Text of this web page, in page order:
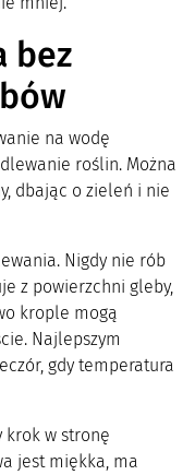
bez
na wodę
roślin. Można
dbając o zieleń i nie
Nigdy nie rób
z powierzchni gleby,
krople mogą
Najlepszym
gdy temperatura
krok w stronę
jest miękka, ma